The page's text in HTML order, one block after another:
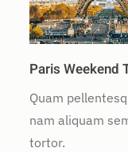
Paris Weekend
Quam
nam aliquam
tortor.